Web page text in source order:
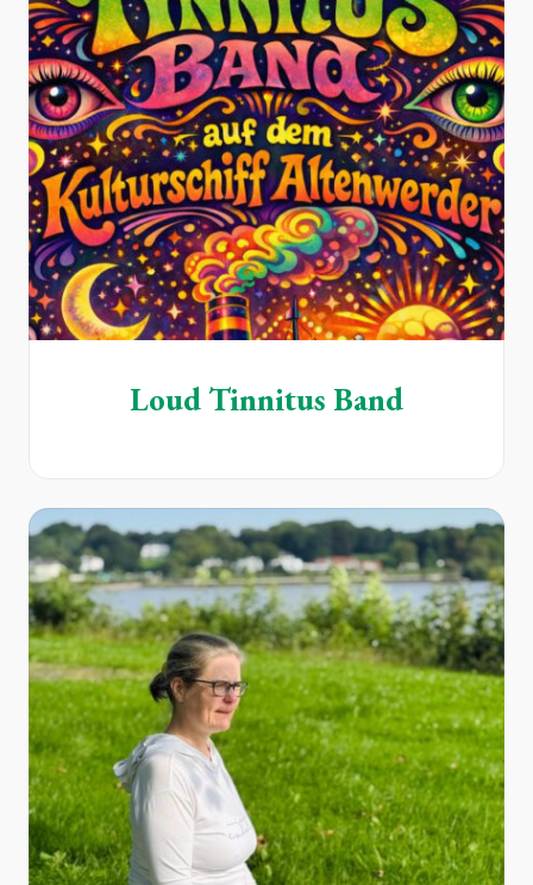
Loud Tinnitus Band